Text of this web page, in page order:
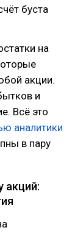
буста
на
акции.
и
Всё это
аналитики
в пару
акций: